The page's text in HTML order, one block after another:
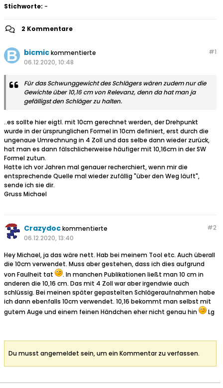
Stichworte: -
2 Kommentare
#1
bicmickommentierte
06.12.2020, 10:48
Für das Schwunggewicht des Schlägers wären zudem nur die
Gewichte über 10,16 cm von Relevanz, denn da hat man ja
gefälligst den Schläger zu halten.
..es sollte hier eigtl. mit 10cm gerechnet werden, der Drehpunkt
wurde in der ürsprunglichen Formel in 10cm definiert, erst durch die
ungenaue Umrechnung in 4 Zoll und das selbe dann wieder zurück,
hat man es dann fälschlicherweise häufiger mit 10,16cm in der SW
Formel zutun.
Hatte ich vor Jahren mal genauer recherchiert, wenn mir die
entsprechende Quelle mal wieder zufällig "über den Weg läuft",
sende ich sie dir.
Gruss Michael
#2
Crazydockommentierte
06.12.2020, 13:40
Hey Michael, ja das wäre nett. Hab bei meinem Tool etc. Auch überall
die 10cm verwendet. Muss aber gestehen, dass ich dies aufgrund
von Faulheit tat
. In manchen Publikationen ließt man 10 cm in
anderen die 10,16 cm. Das mit 4 Zoll war aber irgendwie auch
schlüssig. Bei meinen später gepastelten Schlägeraufnahmen habe
ich dann ebenfalls 10cm verwendet. 10,16 bekommt man selbst mit
gutem Auge und einem feinen Händchen eher nicht genau hin
Lg
Du musst angemeldet sein, um ein Kommentar zu verfassen.